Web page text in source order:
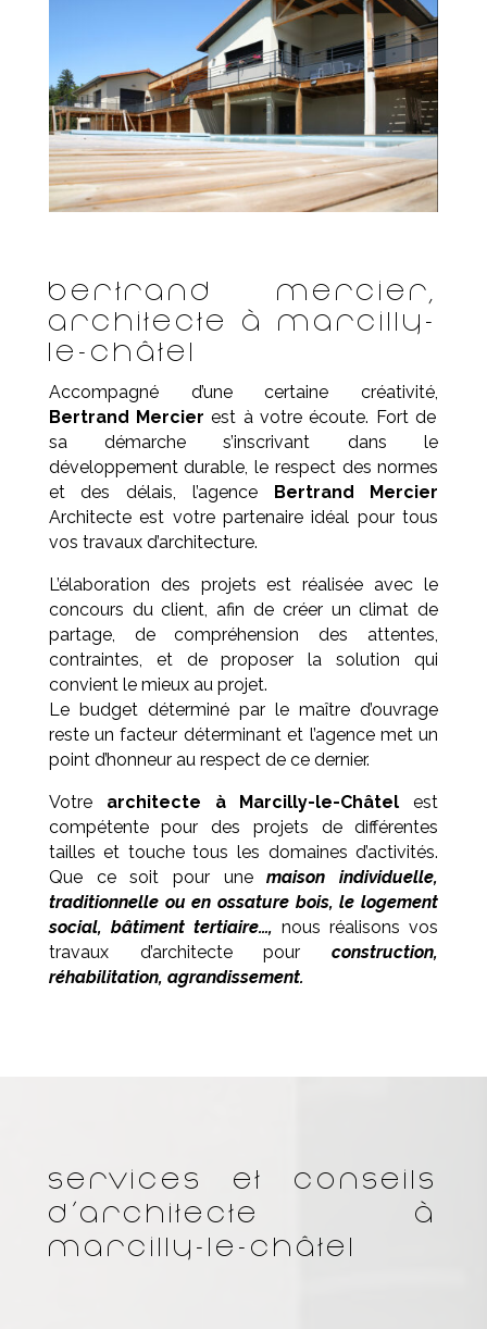
Bertrand Mercier,
architecte à Marcilly-
le-Châtel
Accompagné d’une certaine créativité,
Bertrand Mercier est à votre écoute. Fort de
sa démarche s’inscrivant dans le
développement durable, le respect des normes
et des délais, l’agence
Bertrand Mercier
Architecte est votre partenaire idéal pour tous
vos travaux d’architecture.
L’élaboration des projets est réalisée avec le
concours du client, afin de créer un climat de
partage, de compréhension des attentes,
contraintes, et de proposer la solution qui
convient le mieux au projet.
Le budget déterminé par le maître d’ouvrage
reste un facteur déterminant et l’agence met un
point d’honneur au respect de ce dernier.
Votre architecte à Marcilly-le-Châtel est
compétente pour des projets de différentes
tailles et touche tous les domaines d’activités.
Que ce soit pour unemaison individuelle,
traditionnelle ou en ossature bois, le logement
social, bâtiment tertiaire…, nous réalisons vos
travaux d’architecte pourconstruction,
réhabilitation, agrandissement.
Services et conseils
d’architecte à
Marcilly-le-Châtel